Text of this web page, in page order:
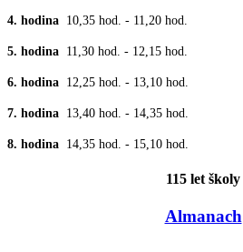
4. hodina 10,35 hod. - 11,20 hod.
5. hodina 11,30 hod. - 12,15 hod.
6. hodina 12,25 hod. - 13,10 hod.
7. hodina 13,40 hod. - 14,35 hod.
8. hodina 14,35 hod. - 15,10 hod.
115 let školy
Almanach